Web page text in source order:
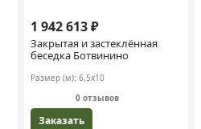
1 942 613 ₽
Закрытая и застеклённая
беседка Ботвинино
Размер (м): 6,5х10
0 отзывов
Заказать